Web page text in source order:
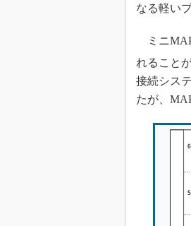
なる軽い
ミニ
れること
接続シス
たが、